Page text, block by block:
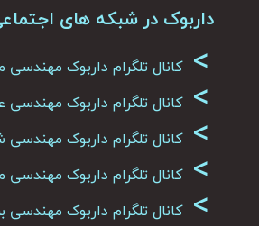
داربوک در شبکه های
> کانال تلگرام داربوک مهندسی
> کانال تلگرام داربوک مهندسی
> کانال تلگرام داربوک
> کانال تلگرام داربوک مهندسی
> کانال تلگرام داربوک مهندسی